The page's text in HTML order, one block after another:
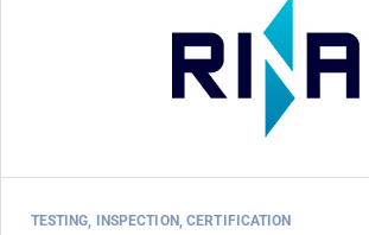
TESTING, INSPECTION, CERTIFICATION
DATA INVESTIMENTO